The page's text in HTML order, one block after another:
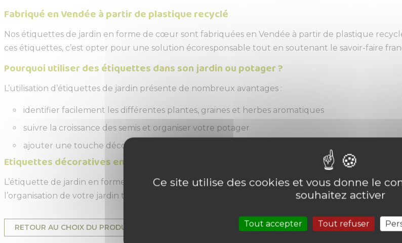
Fabriqué en Vendée à partir de plastique recyclé
Nos étiquettes de jardin en forme de cœur sont fabriquées en Vendée à partir de plastique
ces étiquettes, c’est opter pour une solution écoresponsable tout en soutenant le savoir-faire
Pourquoi utiliser des étiquettes dans son jardin ou potager ?
L’utilisation d’étiquettes de jardin présente de nombreux avantages :
identifier facilement les différentes plantes, graines et herbes aromatiques
suivre la croissance des semis et organiser votre potager
ajouter une touche décorative et personnalisée à vos massifs et potagers.
Etiquettes décoratives en forme de cœur – Praticité et charme au jardin
L’étiquette de jardin en forme de cœur est le choix idéal pour allier fonctionnalité et décoration.
l’organisation de votre jardin tout en apportant un style unique.
RETOUR AU CHOIX DU PRODUIT
Ce site utilise des cookies et vous donne le
souhaitez activer
Tout accepter Tout refuser